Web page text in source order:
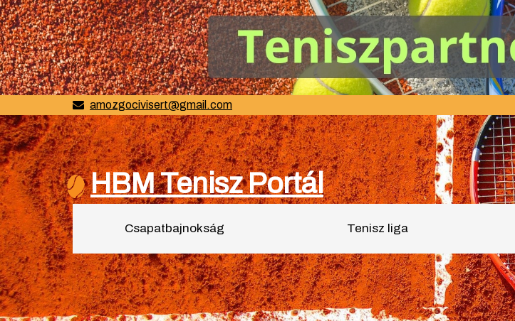
amozgocivisert@gmail.com
HBM Tenisz Portál
Csapatbajnokság Tenisz liga